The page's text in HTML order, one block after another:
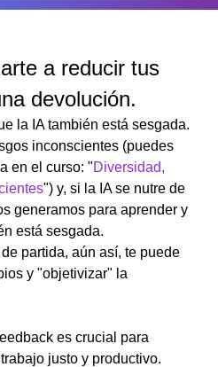
a reducir tus
devolución.
la IA también está sesgada.
inconscientes (puedes
en el curso: "Diversidad,
") y, si la IA se nutre de
generamos para aprender y
está sesgada.
partida, aún así, te puede
y "objetivizar" la
es crucial para
justo y productivo.